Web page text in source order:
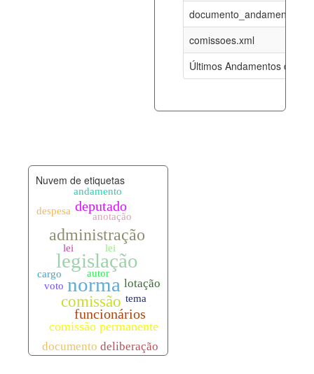
documento_andamento.xml
comissoes.xml
Últimos Andamentos de
documento_andamento.xml 06-08-
palavras_chave.xml 06-08-
legislacao_norma_anotacoes.xml
Nuvem de etiquetas